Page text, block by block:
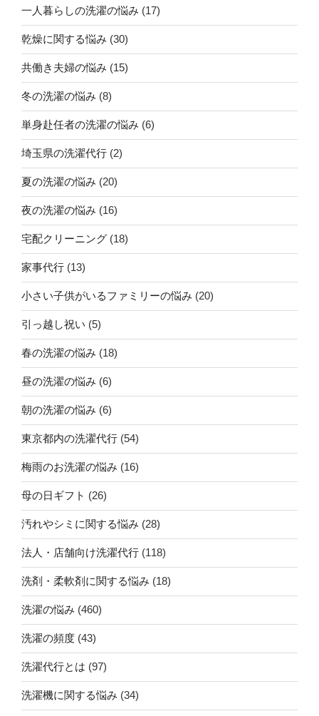
一人暮らしの洗濯の悩み (17)
乾燥に関する悩み (30)
共働き夫婦の悩み (15)
冬の洗濯の悩み (8)
単身赴任者の洗濯の悩み (6)
埼玉県の洗濯代行 (2)
夏の洗濯の悩み (20)
夜の洗濯の悩み (16)
宅配クリーニング (18)
家事代行 (13)
小さい子供がいるファミリーの悩み (20)
引っ越し祝い (5)
春の洗濯の悩み (18)
昼の洗濯の悩み (6)
朝の洗濯の悩み (6)
東京都内の洗濯代行 (54)
梅雨のお洗濯の悩み (16)
母の日ギフト (26)
汚れやシミに関する悩み (28)
法人・店舗向け洗濯代行 (118)
洗剤・柔軟剤に関する悩み (18)
洗濯の悩み (460)
洗濯の頻度 (43)
洗濯代行とは (97)
洗濯機に関する悩み (34)